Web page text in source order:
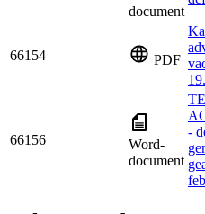
document
66154 PDF
66156
Word-
document
-